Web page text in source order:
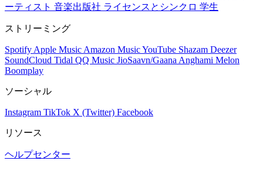
ーティスト 音楽出版社 ライセンスとシンクロ 学生
ストリーミング
Spotify Apple Music Amazon MusicYouTube Shazam Deezer
SoundCloud Tidal QQ Music JioSaavn/Gaana Anghami Melon
Boomplay
ソーシャル
Instagram TikTok X (Twitter) Facebook
リソース
ヘルプセンター